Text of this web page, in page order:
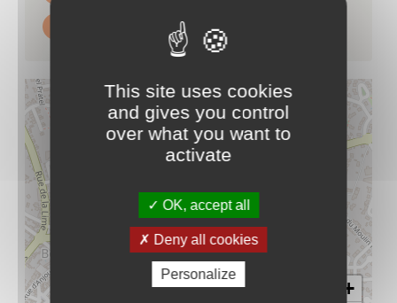
https://aim-beaupreau.fr/
+
This site uses cookies
and gives you control
over what you want to
activate
OK, accept all
Deny all cookies
Personalize